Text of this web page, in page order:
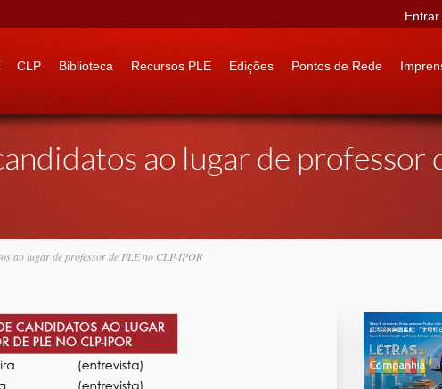
CLP Biblioteca Recursos PLE Edições Pontos de Rede
Entrar
ao lugar de professor
ao lugar de professor de PLE no CLP-IPOR